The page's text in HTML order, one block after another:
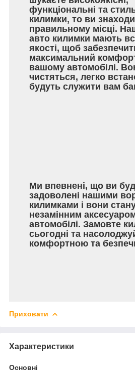
функціональні та
килимки, то ви
правильному місці.
авто килимки мають
якості, щоб
максимальний
вашому автомобілі.
чистяться, легко
будуть служити вам
Ми впевнені, що ви
задоволені нашими
килимками і вони
незамінним
автомобілі. Замовте
сьогодні та
комфортною та
Приховати
Характеристики
Основні